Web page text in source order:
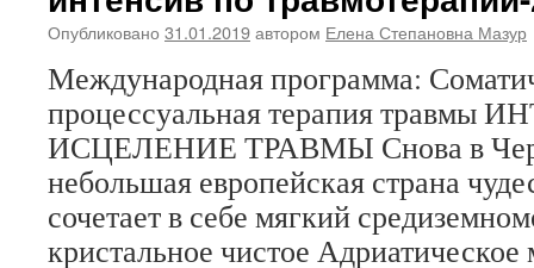
Опубликовано 31.01.2019автором Елена Степановна Мазур
Международная программа:
процессуальная терапия травмы
ИСЦЕЛЕНИЕ ТРАВМЫ Снова в
небольшая европейская страна
сочетает в себе мягкий
кристальное чистое